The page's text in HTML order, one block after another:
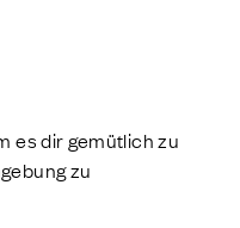
es dir gemütlich zu
zu